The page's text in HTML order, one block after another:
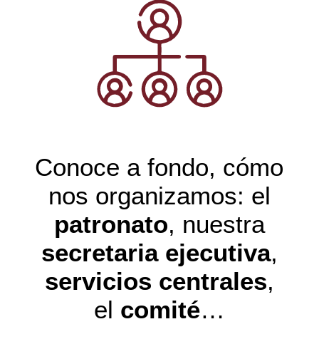
Conoce a fondo, cómo
nos organizamos: el
patronato, nuestra
secretaria ejecutiva,
servicios centrales,
el comité…